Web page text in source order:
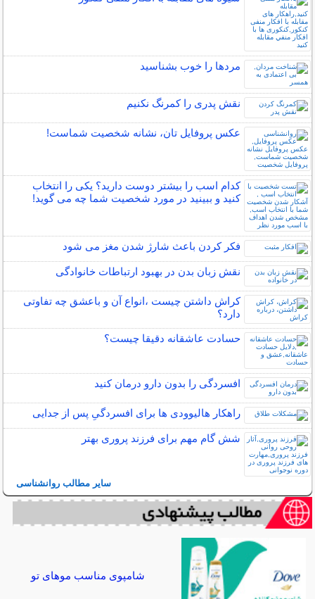
مردها را خوب بشناسید
نقش پدری را کمرنگ نکنیم
عكس پروفایل تان، نشانه شخصیت شماست!
کدام اسب را بیشتر دوست دارید؟ یکی را انتخاب
کنید و ببینید در مورد شخصیت شما چه می گوید!
فکر کردن باعث شارژ شدن مغز می شود
نقش زبان بدن در بهبود ارتباطات خانوادگی
کراش داشتن چیست ،انواع آن و باعشق چه تفاوتی
دارد؟
حسادت عاشقانه دقیقا چیست؟
افسردگی را بدون دارو درمان کنید
راهکار هالیوودی ها برای افسردگیِ پس از جدایی
شش گام مهم برای فرزند پروری بهتر
سایر مطالب روانشناسی
شامپوی مناسب موهای تو